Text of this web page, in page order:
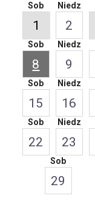
Sob
1
Niedz
2
Sob
8
Niedz
9
Sob
15
Niedz
16
Sob
22
Niedz
23
Sob
29